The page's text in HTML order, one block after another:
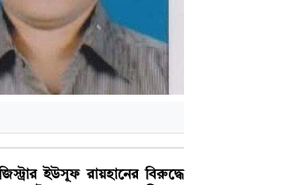
ইউসূফ রায়হানের বিরুদ্ধে